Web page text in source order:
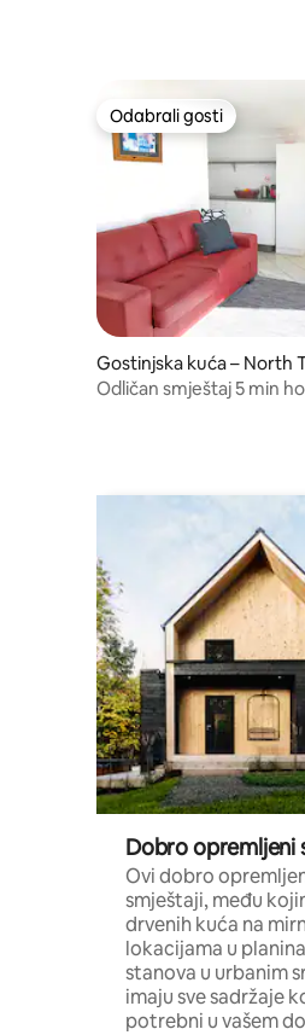
Odabrali gosti
Odabrali gosti
Gostinjska kuća – North
worth
Odličan smještaj 5 min
Dobro opremljeni
Ovi dobro
smještaji, među
drvenih kuća na
lokacijama u
stanova u urbanim
imaju sve sadržaje
potrebni u vašem